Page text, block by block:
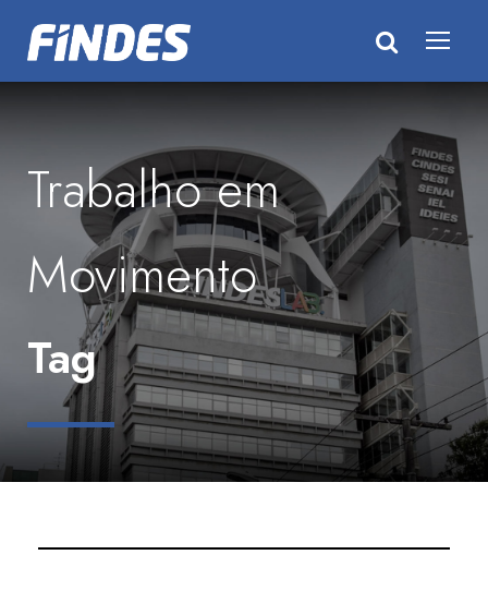
Trabalho em
Movimento
Tag